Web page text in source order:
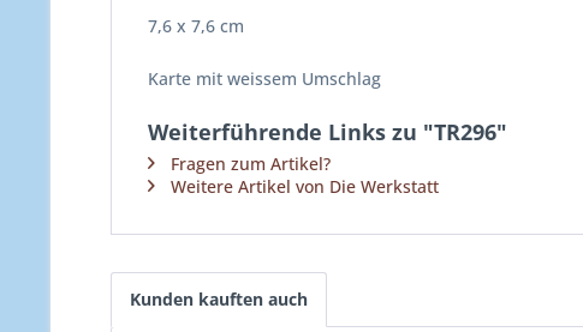
7,6 x 7,6 cm
Karte mit weissem Umschlag
Weiterführende Links zu "TR296"
Fragen zum Artikel?
Weitere Artikel von Die Werkstatt
Kunden kauften auch